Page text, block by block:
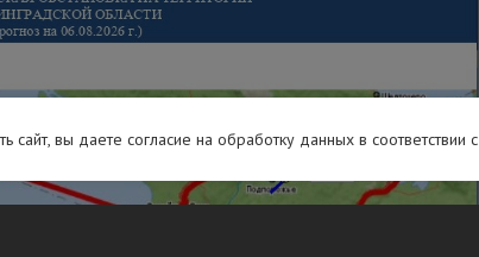
сайт, вы даете согласие на обработку данных в соответствии с